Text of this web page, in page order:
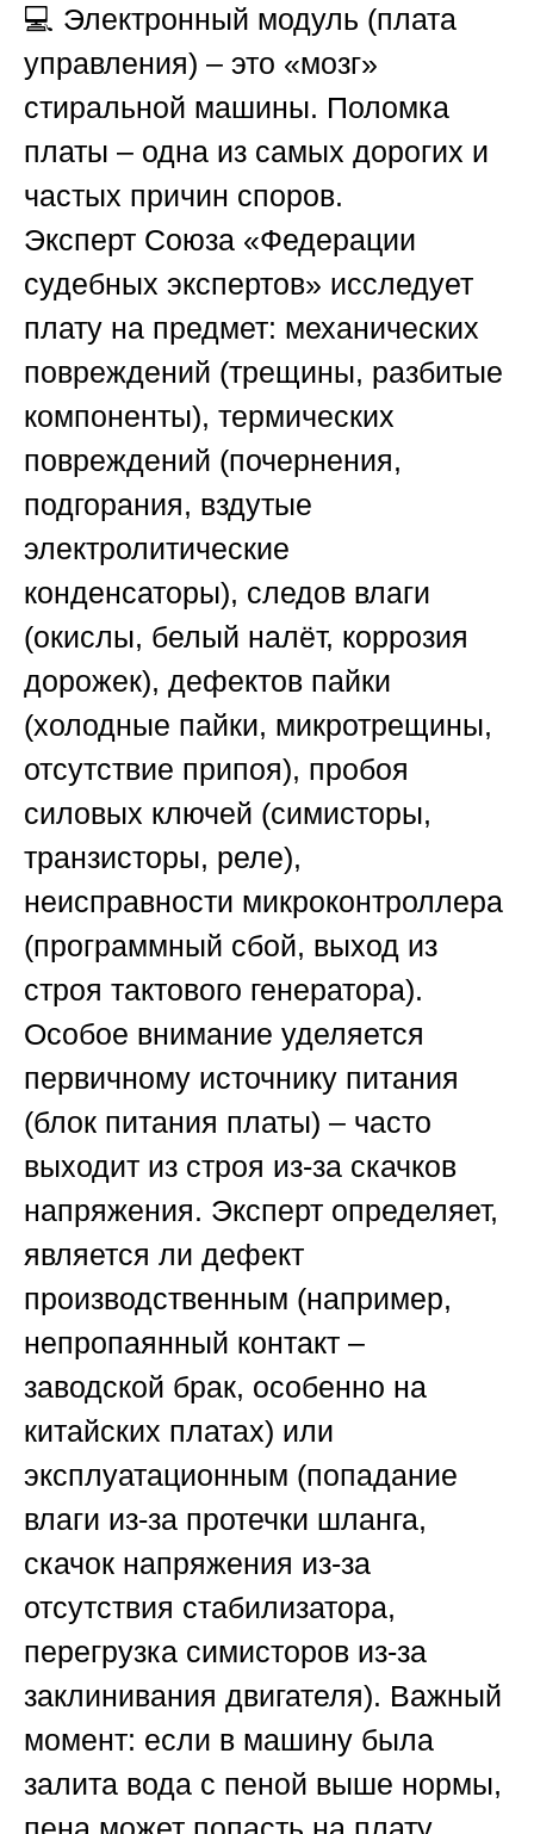
💻 Электронный модуль (плата
управления) – это «мозг»
стиральной машины. Поломка
платы – одна из самых дорогих и
частых причин споров.
Эксперт Союза «Федерации
судебных экспертов» исследует
плату на предмет: механических
повреждений (трещины, разбитые
компоненты), термических
повреждений (почернения,
подгорания, вздутые
электролитические
конденсаторы), следов влаги
(окислы, белый налёт, коррозия
дорожек), дефектов пайки
(холодные пайки, микротрещины,
отсутствие припоя), пробоя
силовых ключей (симисторы,
транзисторы, реле),
неисправности микроконтроллера
(программный сбой, выход из
строя тактового генератора).
Особое внимание уделяется
первичному источнику питания
(блок питания платы) – часто
выходит из строя из-за скачков
напряжения. Эксперт определяет,
является ли дефект
производственным (например,
непропаянный контакт –
заводской брак, особенно на
китайских платах) или
эксплуатационным (попадание
влаги из-за протечки шланга,
скачок напряжения из-за
отсутствия стабилизатора,
перегрузка симисторов из-за
заклинивания двигателя). Важный
момент: если в машину была
залита вода с пеной выше нормы,